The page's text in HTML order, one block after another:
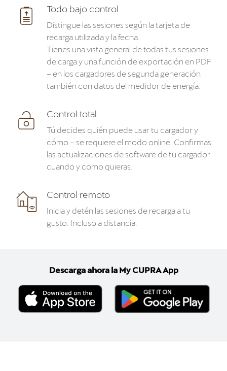
Todo bajo control
Distingue las sesiones según la tarjeta de
recarga utilizada y la fecha.
Tienes una vista general de todas tus sesiones
de carga y una función de exportación en PDF
– en los cargadores de segunda generación
también con datos del medidor de energía.
Control total
Tú decides quién puede usar tu cargador y
cómo – se requiere el modo online. Confirmas
las actualizaciones de software de tu cargador
cuando y como quieras.
Control remoto
Inicia y detén las sesiones de recarga a tu
gusto. Incluso a distancia.
Descarga ahora la My CUPRA App